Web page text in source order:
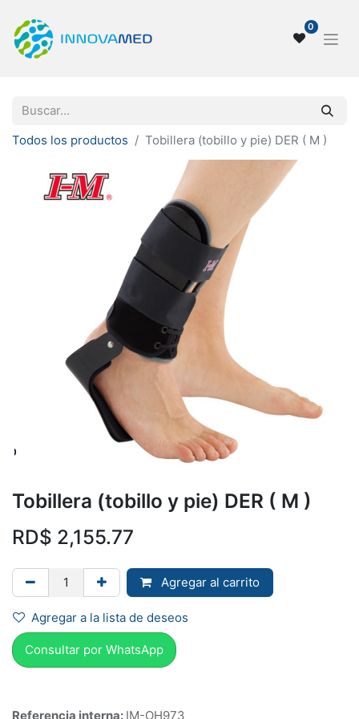
0
Todos los productos Tobillera (tobillo y pie) DER ( M )
Tobillera (tobillo y pie) DER ( M )
RD$ 2,155.77
Agregar al carrito
Agregar a la lista de deseos
Consultar por WhatsApp
Referencia interna: IM-OH973